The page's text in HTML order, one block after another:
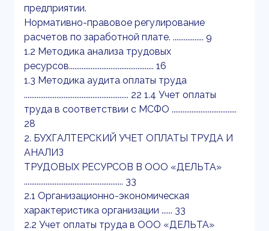
предприятии.
Нормативно-правовое регулирование
расчетов по заработной плате. ................. 9
1.2 Методика анализа трудовых
ресурсов............................................... 16
1.3 Методика аудита оплаты труда
.......................................................... 22 1.4 Учет оплаты
труда в соответствии с МСФО ....................................
28
2. БУХГАЛТЕРСКИЙ УЧЕТ ОПЛАТЫ ТРУДА И
АНАЛИЗ
ТРУДОВЫХ РЕСУРСОВ В ООО «ДЕЛЬТА»
....................................................... 33
2.1 Организационно-экономическая
характеристика организации ...... 33
2.2 Учет оплаты труда в ООО «ДЕЛЬТА»